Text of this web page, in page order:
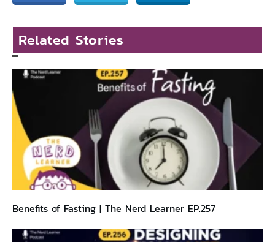
Related Stories
Benefits of Fasting | The Nerd Learner EP.257